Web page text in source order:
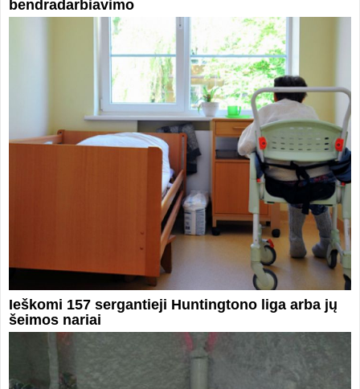
bendradarbiavimo
Ieškomi 157 sergantieji Huntingtono liga arba jų
šeimos nariai